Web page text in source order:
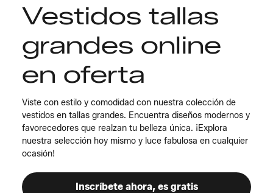
Vestidos tallas
grandes online
en oferta
Viste con estilo y comodidad con nuestra colección de
vestidos en tallas grandes. Encuentra diseños modernos y
favorecedores que realzan tu belleza única. ¡Explora
nuestra selección hoy mismo y luce fabulosa en cualquier
ocasión!
Inscríbete ahora, es gratis